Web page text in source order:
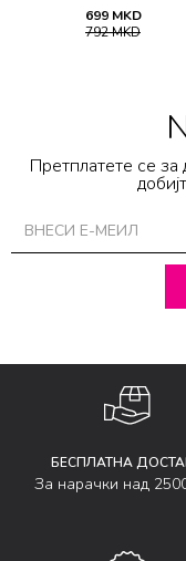
TOP
699 MKD
792MKD
Претплатете се
БЕСПЛАТНА
За нарачки над